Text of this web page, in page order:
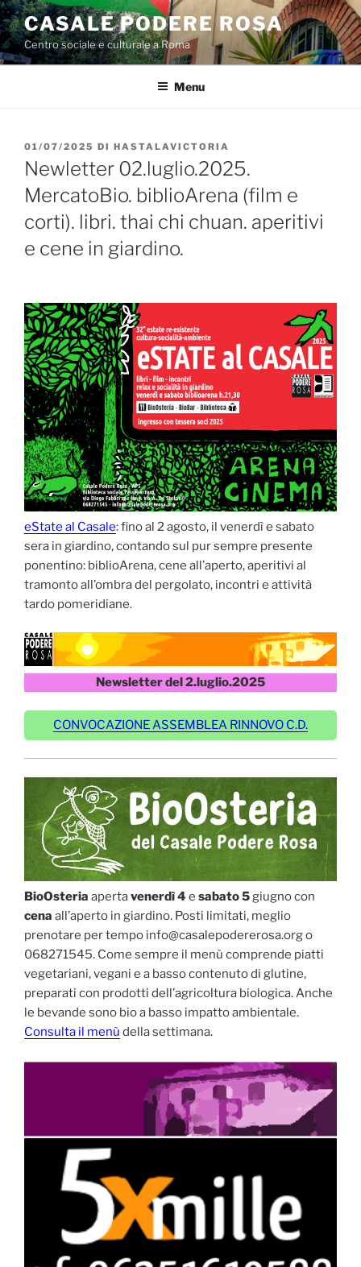
Salta
al
contenuto
CASALE PODERE ROSA
Centro sociale e culturale a Roma
Menu
PUBBLICATO
IL
01/07/2025 DI HASTALAVICTORIA
Newletter 02.luglio.2025.
MercatoBio. biblioArena (film e
corti). libri. thai chi chuan. aperitivi
e cene in giardino.
eState al Casale: fino al 2 agosto, il venerdì e sabato
sera in giardino, contando sul pur sempre presente
ponentino: biblioArena, cene all’aperto, aperitivi al
tramonto all’ombra del pergolato, incontri e attività
tardo pomeridiane.
Newsletter del 2.luglio.2025
CONVOCAZIONE ASSEMBLEA RINNOVO C.D.
BioOsteria apertavenerdì 4 e sabato 5giugno con
cena all’aperto in giardino. Posti limitati, meglio
prenotare per tempo info@casalepodererosa.org o
068271545. Come sempre il menù comprende piatti
vegetariani, vegani e a basso contenuto di glutine,
preparati con prodotti dell’agricoltura biologica. Anche
le bevande sono bio a basso impatto ambientale.
Consulta il menù della settimana.